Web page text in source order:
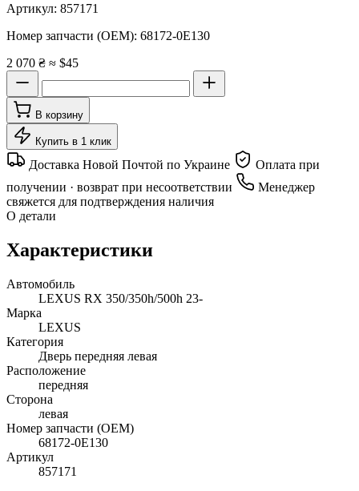
Артикул: 857171
Номер запчасти (OEM): 68172-0E130
2 070 ₴ ≈ $45
В корзину
Купить в 1 клик
Доставка Новой Почтой по Украине
Оплата при
получении · возврат при несоответствии
Менеджер
свяжется для подтверждения наличия
О детали
Характеристики
Автомобиль
LEXUS RX 350/350h/500h 23-
Марка
LEXUS
Категория
Дверь передняя левая
Расположение
передняя
Сторона
левая
Номер запчасти (OEM)
68172-0E130
Артикул
857171